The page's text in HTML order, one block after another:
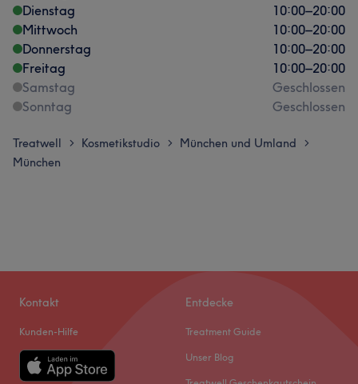
Dienstag
10:00–20:00
Mittwoch
10:00–20:00
Donnerstag
10:00–20:00
Freitag
10:00–20:00
Samstag
Geschlossen
Sonntag
Geschlossen
Treatwell > Kosmetikstudio > München und Umland >
München
Kontakt
Kunden-Hilfe
Entdecke
Treatment Guide
Unser Blog